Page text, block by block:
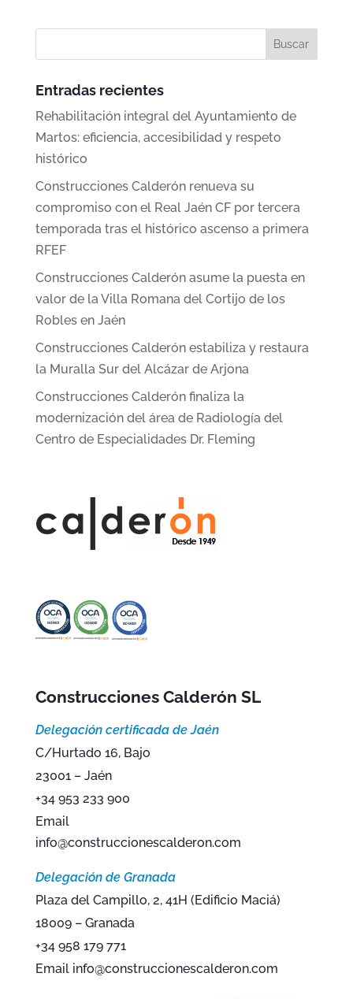
Entradas recientes
Rehabilitación integral del Ayuntamiento de
Martos: eficiencia, accesibilidad y respeto
histórico
Construcciones Calderón renueva su
compromiso con el Real Jaén CF por tercera
temporada tras el histórico ascenso a primera
RFEF
Construcciones Calderón asume la puesta en
valor de la Villa Romana del Cortijo de los
Robles en Jaén
Construcciones Calderón estabiliza y restaura
la Muralla Sur del Alcázar de Arjona
Construcciones Calderón finaliza la
modernización del área de Radiología del
Centro de Especialidades Dr. Fleming
Construcciones Calderón SL
Delegación certificada de Jaén
C/Hurtado 16, Bajo
23001 – Jaén
+34 953 233 900
Email
info@construccionescalderon.com
Delegación de Granada
Plaza del Campillo, 2, 41H (Edificio Maciá)
18009 – Granada
+34 958 179 771
Email info@construccionescalderon.com